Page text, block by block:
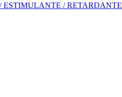
ESTIMULANTE / RETARDANTE